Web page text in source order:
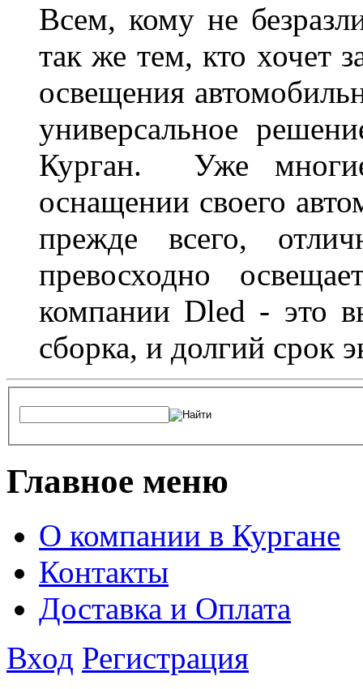
Всем, кому не
так же тем, кто хочет
освещения
универсальное
Курган. Уже многие
оснащении своего
прежде всего,
превосходно
компании Dled - это
сборка, и долгий срок
Главное меню
О компании в Кургане
Контакты
Доставка и Оплата
Вход Регистрация